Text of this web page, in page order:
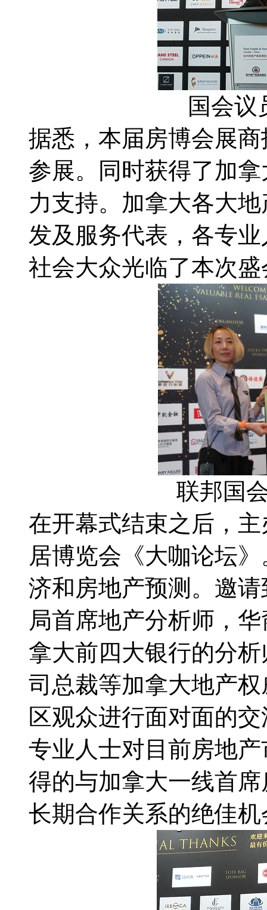
国会议
据悉，本届房博会展
参展。同时获得了加
力支持。加拿大各大
发及服务代表，各专
社会大众光临了本次盛
联邦国
在开幕式结束之后，
居博览会《大咖论坛
济和房地产预测。邀
局首席地产分析师，
拿大前四大银行的分
司总裁等加拿大地产
区观众进行面对面的
专业人士对目前房地
得的与加拿大一线首
长期合作关系的绝佳机